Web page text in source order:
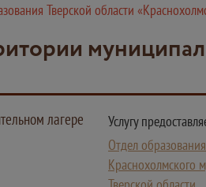
Тверской области
лагере
Услугу
Отдел
Краснохолмского